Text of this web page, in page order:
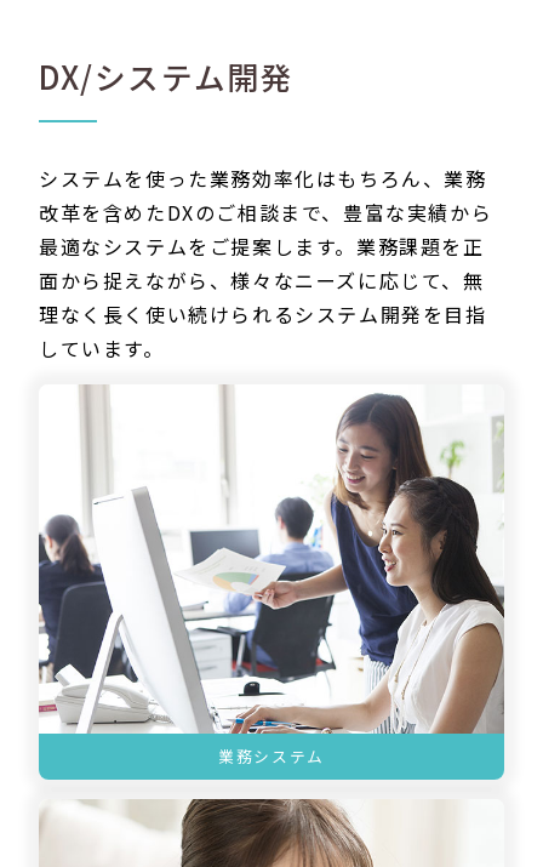
DX/システム開発
システムを使った業務効率化はもちろん、業務
改革を含めたDXのご相談まで、豊富な実績から
最適なシステムをご提案します。業務課題を正
面から捉えながら、様々なニーズに応じて、無
理なく長く使い続けられるシステム開発を目指
しています。
業務システム